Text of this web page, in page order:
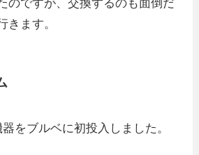
のですが、交換するのも面倒だ
きます。
をブルベに初投入しました。